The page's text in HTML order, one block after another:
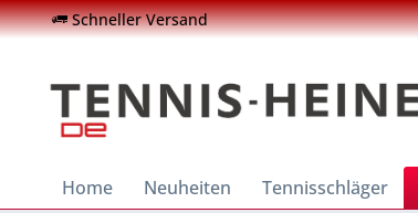
Schneller Versand
Home Neuheiten Tennisschläger